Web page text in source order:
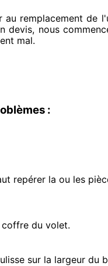
au remplacement de
devis, nous
mal.
:
repérer la ou les
du volet.
sur la largeur du